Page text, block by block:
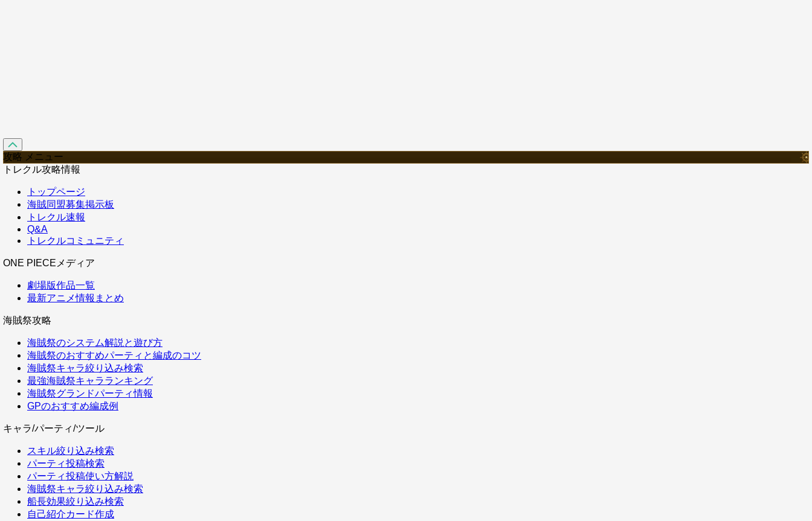
攻略 メニュー
トレクル攻略情報
トップページ
海賊同盟募集掲示板
トレクル速報
Q&A
トレクルコミュニティ
ONE PIECEメディア
劇場版作品一覧
最新アニメ情報まとめ
海賊祭攻略
海賊祭のシステム解説と遊び方
海賊祭のおすすめパーティと編成のコツ
海賊祭キャラ絞り込み検索
最強海賊祭キャラランキング
海賊祭グランドパーティ情報
GPのおすすめ編成例
キャラ/パーティ/ツール
スキル絞り込み検索
パーティ投稿検索
パーティ投稿使い方解説
海賊祭キャラ絞り込み検索
船長効果絞り込み検索
自己紹介カード作成